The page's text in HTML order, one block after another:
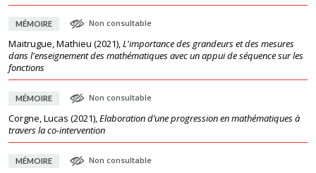
MÉMOIRE Non consultable
Maitrugue, Mathieu (2021),L'importance des grandeurs et des mesures
dans l'enseignement des mathématiques avec un appui de séquence sur les
fonctions
MÉMOIRE Non consultable
Corgne, Lucas (2021),Elaboration d’une progression en mathématiques à
travers la co-intervention
MÉMOIRE Non consultable